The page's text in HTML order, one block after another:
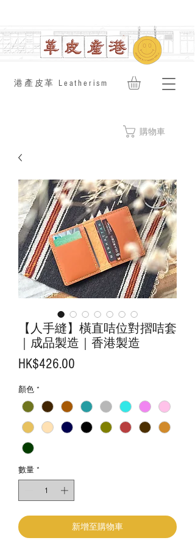
​港產皮革 Leatherism
購物車
【人手縫】橫直咭位對摺咭套
｜成品製造｜香港製造
HK$426.00
顏色 *
數量 *
新增至購物車